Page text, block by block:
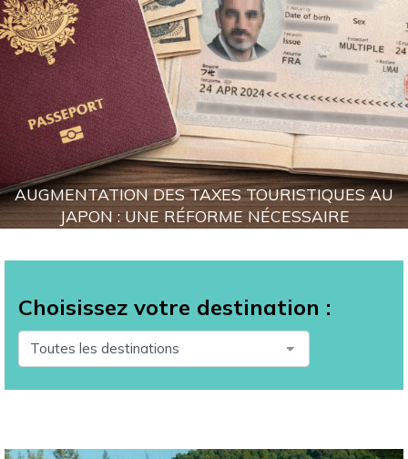
AUGMENTATION DES TAXES TOURISTIQUES AU
JAPON : UNE RÉFORME NÉCESSAIRE
Choisissez votre destination :